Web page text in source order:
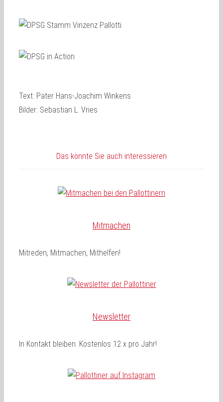
Text: Pater Hans-Joachim Winkens
Bilder: Sebastian L. Vries
Das könnte Sie auch interessieren
Mitmachen
Mitreden, Mitmachen, Mithelfen!
Newsletter
In Kontakt bleiben. Kostenlos 12 x pro Jahr!